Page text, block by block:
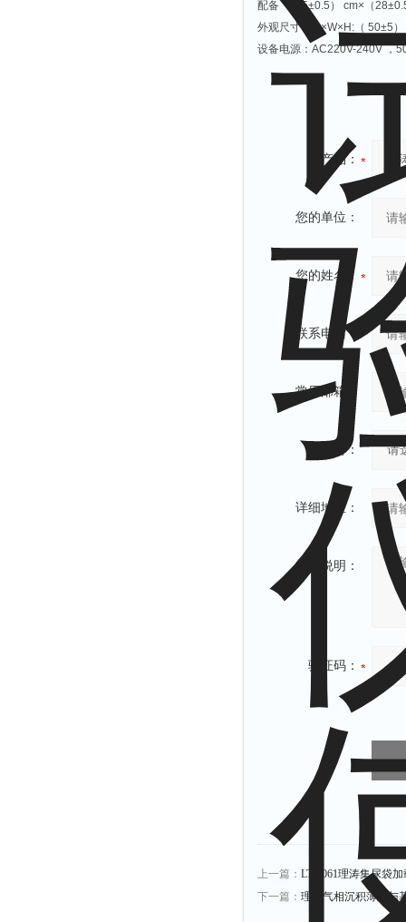
配备 （ 15±0.5） cm×（
外观尺⼨ ：L×W×H:（ 50±5
设备电源：AC220V-240V ，
产品：
您的单位：
您的姓名：
联系电话：
常用邮箱：
省份：
详细地址：
补充说明：
验证码：
上一篇： LT-Z061理涛集尿袋
下一篇： 理涛气相沉积薄膜与